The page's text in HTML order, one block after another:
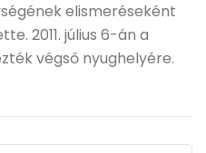
elismeréseként
2011. július 6-án a
végső nyughelyére.